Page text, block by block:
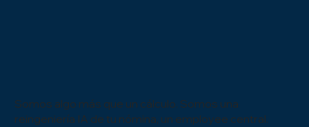
Somos algo más que un cálculo. Somos una
reingeniería IA de tu nómina, un employee central.